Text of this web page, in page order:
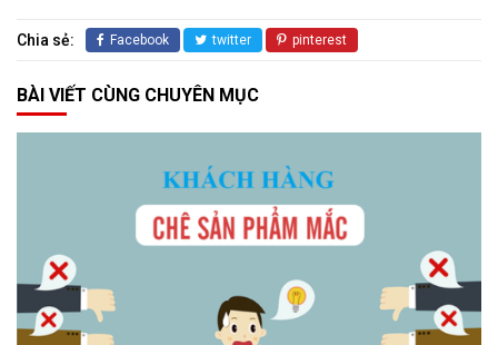
Chia sẻ: Facebook twitter pinterest
BÀI VIẾT CÙNG CHUYÊN MỤC